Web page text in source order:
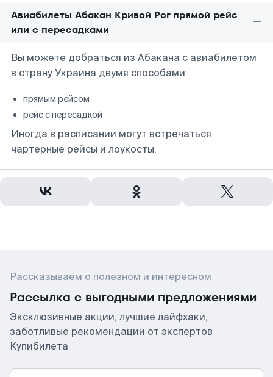
Авиабилеты Абакан Кривой Рог прямой рейс
или с пересадками
Вы можете добраться из Абакана с авиабилетом
в страну Украина двумя способами:
прямым рейсом
рейс с пересадкой
Иногда в расписании могут встречаться
чартерные рейсы и лоукосты.
Рассказываем о полезном и интересном
Рассылка с выгодными предложениями
Эксклюзивные акции, лучшие лайфхаки,
заботливые рекомендации от экспертов
Купибилета